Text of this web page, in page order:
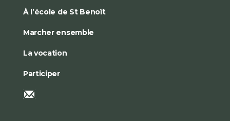
À l’école de St Benoît
Marcher ensemble
La vocation
Participer